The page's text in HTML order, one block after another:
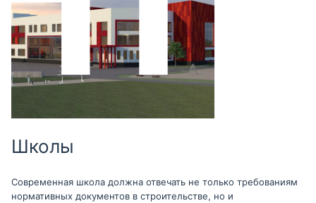
Школы
Современная школа должна отвечать не только требованиям
нормативных документов в строительстве, но и